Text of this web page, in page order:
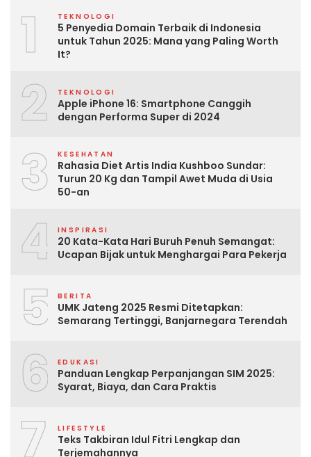
1 TEKNOLOGI
5 Penyedia Domain Terbaik di Indonesia
untuk Tahun 2025: Mana yang Paling Worth
It?
2 TEKNOLOGI
Apple iPhone 16: Smartphone Canggih
dengan Performa Super di 2024
3 KESEHATAN
Rahasia Diet Artis India Kushboo Sundar:
Turun 20 Kg dan Tampil Awet Muda di Usia
50-an
4 INSPIRASI
20 Kata-Kata Hari Buruh Penuh Semangat:
Ucapan Bijak untuk Menghargai Para Pekerja
5 BERITA
UMK Jateng 2025 Resmi Ditetapkan:
Semarang Tertinggi, Banjarnegara Terendah
6 EDUKASI
Panduan Lengkap Perpanjangan SIM 2025:
Syarat, Biaya, dan Cara Praktis
7 LIFESTYLE
Teks Takbiran Idul Fitri Lengkap dan
Terjemahannya